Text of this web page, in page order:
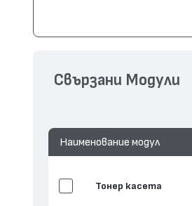
Съвместими устройства:
Наименование модул
Тонер касета
Свързани Модули